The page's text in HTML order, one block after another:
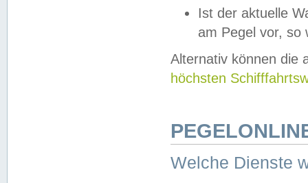
Ist der aktuelle
am Pegel vor,
Alternativ können die
höchsten
Welche Dienste